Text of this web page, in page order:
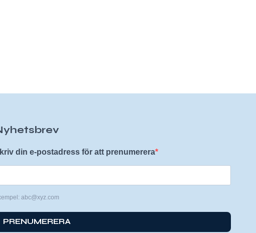
din e-postadress för att prenumerera
abc@xyz.com
PRENUMERERA